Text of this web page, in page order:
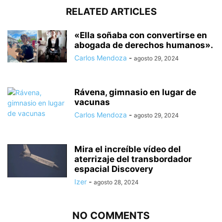
RELATED ARTICLES
«Ella soñaba con convertirse en
abogada de derechos humanos».
Carlos Mendoza - agosto 29, 2024
Rávena, gimnasio en lugar de
vacunas
Carlos Mendoza - agosto 29, 2024
Mira el increíble vídeo del
aterrizaje del transbordador
espacial Discovery
Izer - agosto 28, 2024
NO COMMENTS